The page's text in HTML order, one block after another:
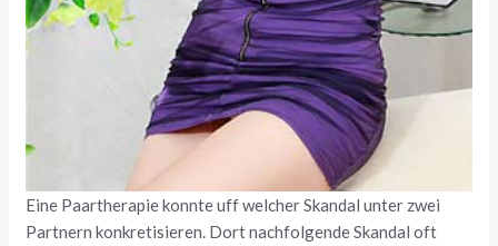
Eine Paartherapie konnte uff welcher Skandal unter zwei
Partnern konkretisieren. Dort nachfolgende Skandal oft